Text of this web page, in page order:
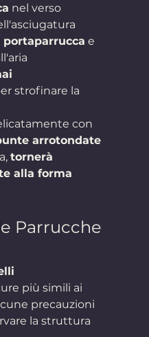
nel verso
portaparrucca e
strofinare la
con
arrotondate
tornerà
alla forma
Parrucche
più simili ai
precauzioni
la struttura